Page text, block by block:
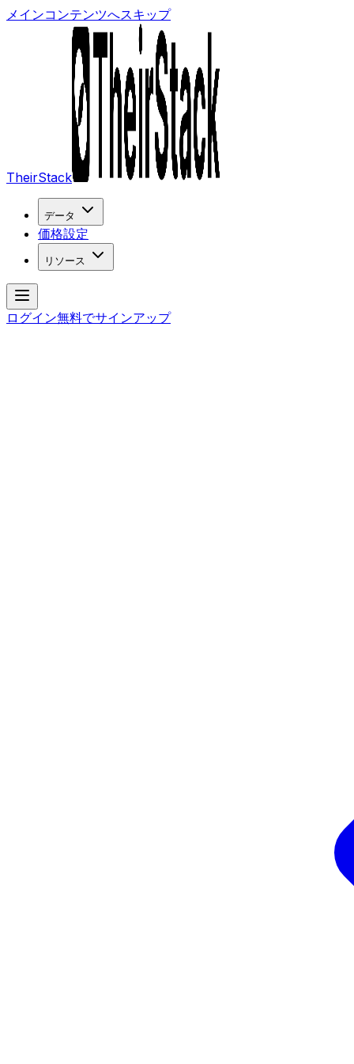
メインコンテンツへスキップ
TheirStack
データ
価格設定
リソース
ログイン無料でサインアップ